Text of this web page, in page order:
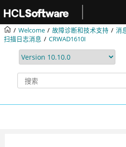
Welcome 故障诊断和技术支持
消
扫描日志消息
CRWAD1610I